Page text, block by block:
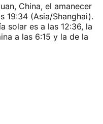
China, el amanecer
19:34 (Asia/Shanghai).
solar es a las 12:36, la
a las 6:15 y la de la